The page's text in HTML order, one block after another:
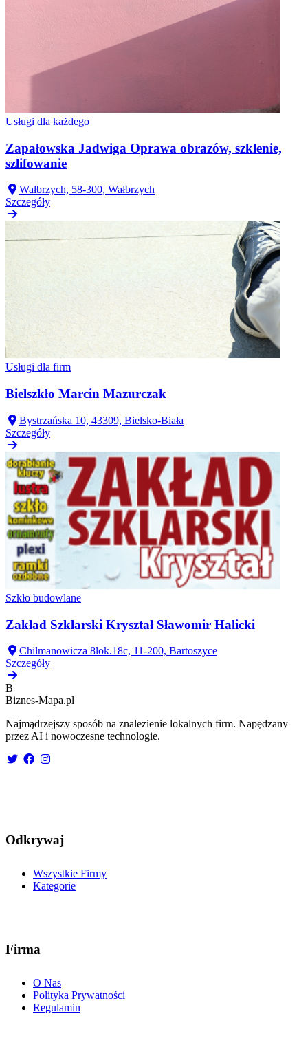
Usługi dla każdego
Zapałowska Jadwiga Oprawa obrazów, szklenie,
szlifowanie
Wałbrzych, 58-300, Wałbrzych
Szczegóły
Usługi dla firm
Bielszkło Marcin Mazurczak
Bystrzańska 10, 43309, Bielsko-Biała
Szczegóły
Szkło budowlane
Zakład Szklarski Kryształ Sławomir Halicki
Chilmanowicza 8lok.18c, 11-200, Bartoszyce
Szczegóły
B
Biznes-Mapa.pl
Najmądrzejszy sposób na znalezienie lokalnych firm. Napędzany
przez AI i nowoczesne technologie.
Odkrywaj
Wszystkie Firmy
Kategorie
Firma
O Nas
Polityka Prywatności
Regulamin